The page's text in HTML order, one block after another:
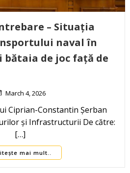
– Situația
naval în
bătaia de joc față de
March 4, 2026
Ciprian-Constantin Șerban
și Infrastructurii De către:
[…]
mai mult..